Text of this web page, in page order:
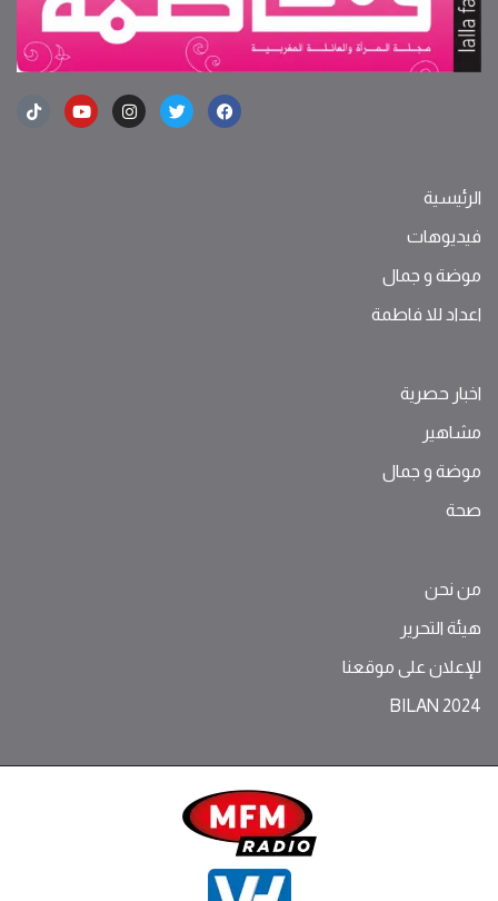
الرئيسية
فيديوهات
موضة ‫و‬ ‫‬‫جمال‬
اعداد للا فاطمة
اخبار حصرية
مشاهير
موضة ‫و‬ ‫‬‫جمال‬
صحة
من نحن
هيئة التحرير
للإعلان على موقعنا
BILAN 2024